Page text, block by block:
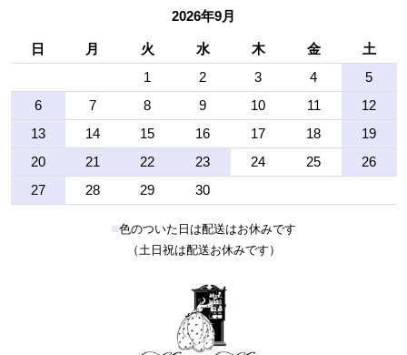
2026年9月
日 月 火 水 木 金
土
1
2 3 4
5
6
7 8 9 10 11
12
13
14 15 16 17 18
19
20
21 22 23 24 25
26
27
28 29 30
■色のついた日は配送はお休みです
（土日祝は配送お休みです）